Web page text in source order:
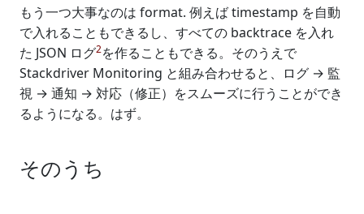
もう一つ大事なのは format. 例えば timestamp を自動
で入れることもできるし、すべての backtrace を入れ
た JSON ログ2を作ることもできる。そのうえで
Stackdriver Monitoring と組み合わせると、ログ → 監
視 → 通知 → 対応（修正）をスムーズに行うことができ
るようになる。はず。
そのうち